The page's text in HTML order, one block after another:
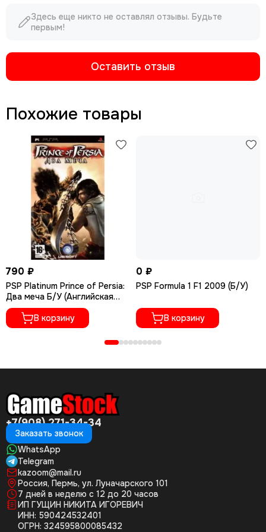
Здесь еще никто не оставлял отзывы. Будьте
первым!
Оставить отзыв
Похожие товары
790 ₽
PSP Platinum Prince of Persia:
Два меча Б/У (Английская
версия) ULES-00579
В корзину
0 ₽
PSP Formula 1 F1 2009 (Б/У)
В корзину
+7(908) 271-34-34
Заказать звонок
WhatsApp
Telegram
kazoom@mail.ru
Россия, Пермь, ул. Луначарского 101
7 дней в неделю с 12 до 20 часов
ИП ГУЩИН НИКИТА ИГОРЕВИЧ
ИНН: 590424532401
ОГРН: 324595800085432